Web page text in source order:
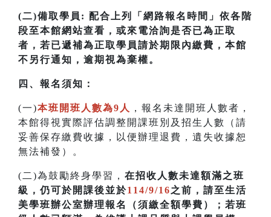
(二)備取學員: 配合上列「網路報名時間」依各階
段至本館網站查看，或來電洽詢是否已為正取
者，若已遞補為正取學員請於期限內繳費，本館
不另行通知，逾期視為棄權。
四 、 報名須知：
(一)本班開班人數為9人 ，報名未達開班人數者，
本館得視實際評估調整開課班別及招生人數（請
妥善保存繳費收據，以便辦理退費，遺失收據恕
無法補發）。
(二)為鼓勵終身學習， 在招收人數未達額滿之班
級，仍可於開課後並於114/9/16之前，請至生活
美學班辦公室辦理報名（須繳全額學費）；若班